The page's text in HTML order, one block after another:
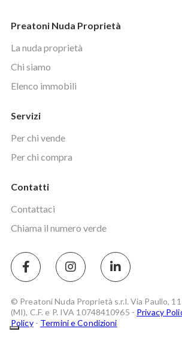
Preatoni Nuda Proprietà
La nuda proprietà
Chi siamo
Elenco immobili
Servizi
Per chi vende
Per chi compra
Contatti
Contattaci
Chiama il numero verde
© Preatoni Nuda Proprietà s.r.l. Via Paullo,
(MI), C.F. e P. IVA 10748410965 - Privacy
Policy- Termini e Condizioni